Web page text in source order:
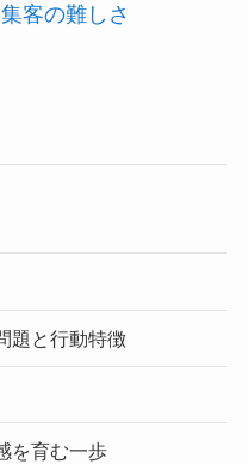
客の難しさ
題と行動特徴
を育む一歩